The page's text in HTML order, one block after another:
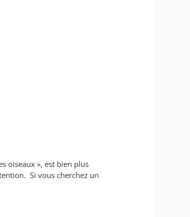
oiseaux », est bien plus
Si vous cherchez un